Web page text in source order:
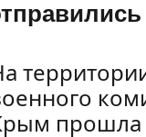
прошла